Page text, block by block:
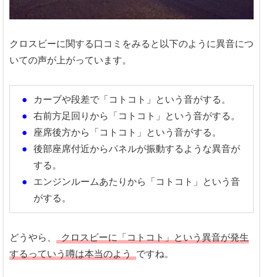
クロスビーに関する口コミをみると以下のように異音につ
いての声が上がっています。
カーブや段差で「コトコト」という音がする。
右前方足回りから「コトコト」という音がする。
座席後方から「コトコト」という音がする。
後部座席付近からパネルが振動するような異音が
する。
エンジンルームあたりから「コトコト」という音
がする。
どうやら、
クロスビーに「コトコト」という異音が発生
するっていう噂は本当のよう
ですね。